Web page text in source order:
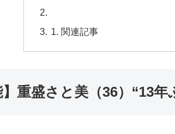
関連記事
】重盛さと美（36）“13